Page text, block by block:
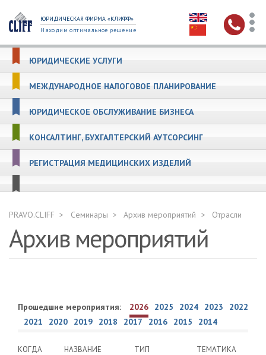
ЮРИДИЧЕСКАЯ ФИРМА «КЛИФФ»
Находим оптимальное решение
ЮРИДИЧЕСКИЕ УСЛУГИ
МЕЖДУНАРОДНОЕ НАЛОГОВОЕ ПЛАНИРОВАНИЕ
ЮРИДИЧЕСКОЕ ОБСЛУЖИВАНИЕ БИЗНЕСА
КОНСАЛТИНГ, БУХГАЛТЕРСКИЙ АУТСОРСИНГ
РЕГИСТРАЦИЯ МЕДИЦИНСКИХ ИЗДЕЛИЙ
PRAVO.CLIFF Семинары Архив мероприятий Отрасли
Архив мероприятий
Прошедшие мероприятия: 2026 2025 2024 2023
2022
2021
2020 2019 2018 2017 2016 2015 2014
КОГДА НАЗВАНИЕ ТИП ТЕМАТИКА